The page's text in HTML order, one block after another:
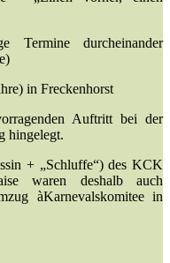
Termine durcheinander
in Freckenhorst
Auftritt bei der
hingelegt.
+ „Schluffe“) des KCK
waren deshalb auch
àKarnevalskomitee in